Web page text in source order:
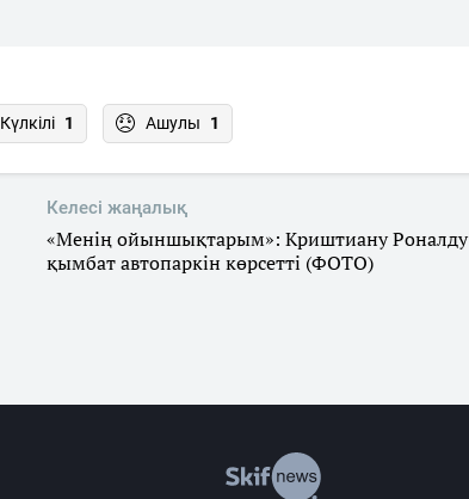
Күлкілі 1 Ашулы 1
Келесі жаңалық
«Менің ойыншықтарым»: Криштиану Роналду
қымбат автопаркін көрсетті (ФОТО)